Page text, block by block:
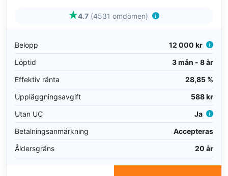
4.7 (4531 omdömen)
Belopp
12 000 kr
Löptid
3 mån - 8 år
Effektiv ränta
28,85 %
Uppläggningsavgift
588 kr
Utan UC
Ja
Betalningsanmärkning
Accepteras
Åldersgräns
20 år